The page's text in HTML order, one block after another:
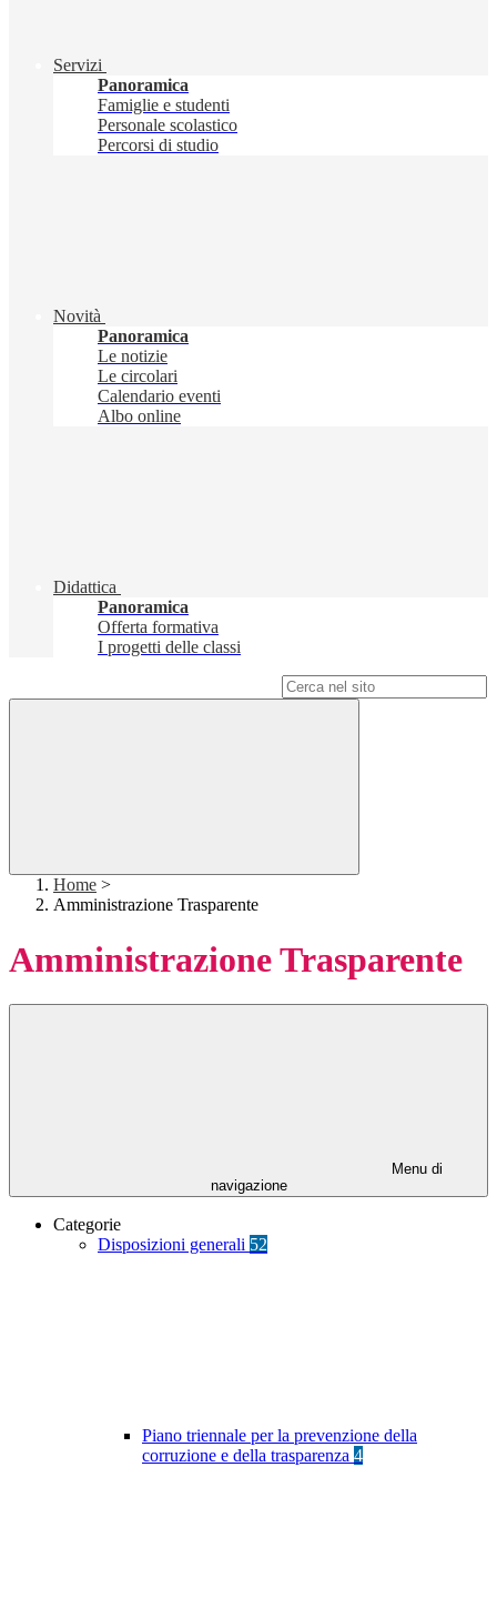
Servizi
Panoramica
Famiglie e studenti
Personale scolastico
Percorsi di studio
Novità
Panoramica
Le notizie
Le circolari
Calendario eventi
Albo online
Didattica
Panoramica
Offerta formativa
I progetti delle classi
Home >
Amministrazione Trasparente
Amministrazione Trasparente
Menu di
navigazione
Categorie
Disposizioni generali 52
Piano triennale per la prevenzione della
corruzione e della trasparenza 4